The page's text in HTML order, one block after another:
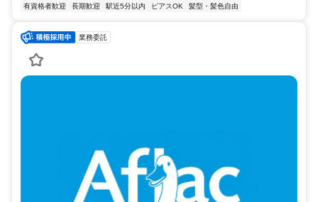
有資格者歓迎
長期歓迎 駅近5分以内 ピアスOK 髪型・髪色自由
業務委託